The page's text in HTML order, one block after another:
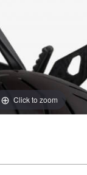
Click to zoom